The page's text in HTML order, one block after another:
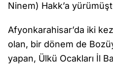
Ninem) Hakk’a
Afyonkarahisar’da iki
olan, bir dönem de
yapan, Ülkü Ocakları İl